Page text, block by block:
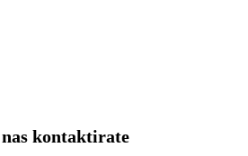
kontaktirate